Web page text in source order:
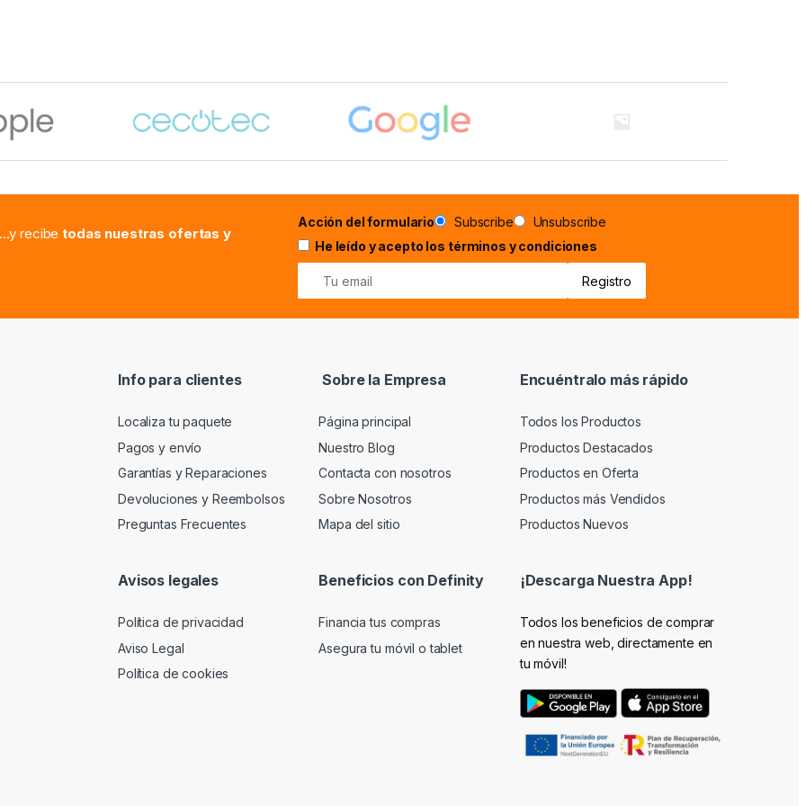
...y recibetodas nuestras ofertas y
Acción del formulario Subscribe
Unsubscribe
He leído y acepto los términos y condiciones
Info para clientes
Localiza tu paquete
Pagos y envío
Garantías y Reparaciones
Devoluciones y Reembolsos
Preguntas Frecuentes
Sobre la Empresa
Página principal
Nuestro Blog
Contacta con nosotros
Sobre Nosotros
Mapa del sitio
Encuéntralo más rápido
Todos los Productos
Productos Destacados
Productos en Oferta
Productos más Vendidos
Productos Nuevos
Avisos legales
Política de privacidad
Aviso Legal
Política de cookies
Beneficios con Definity
Financia tus compras
Asegura tu móvil o tablet
¡Descarga Nuestra App!
Todos los beneficios de comprar
en nuestra web, directamente en
tu móvil!